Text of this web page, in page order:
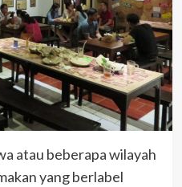
atau beberapa wilayah
yang berlabel